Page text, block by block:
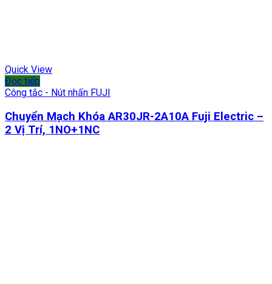
Quick View
Đọc tiếp
Công tắc - Nút nhấn FUJI
Chuyển Mạch Khóa AR30JR-2A10A Fuji Electric –
2 Vị Trí, 1NO+1NC